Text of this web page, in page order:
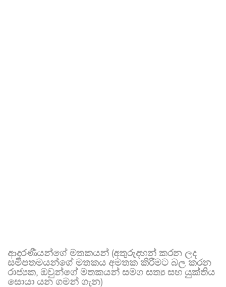
ආදරණීයන්ගේ මතකයන් (අතුරුදහන් කරන ලද
සමීපතමයන්ගේ මතකය අමතක කිරීමට බල කරන
රාජ්‍යක, ඔවුන්ගේ මතකයන් සමග සත්‍ය සහ යුක්තිය
සොයා යන ගමන් ගැන)